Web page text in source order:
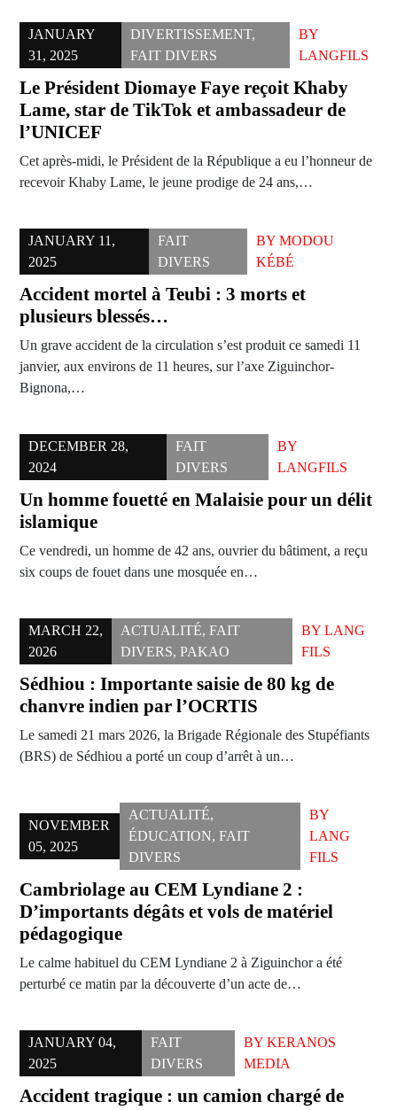
JANUARY
31, 2025
DIVERTISSEMENT,
FAIT DIVERS
BY
LANGFILS
Le Président Diomaye Faye reçoit Khaby
Lame, star de TikTok et ambassadeur de
l’UNICEF
Cet après-midi, le Président de la République a eu l’honneur de
recevoir Khaby Lame, le jeune prodige de 24 ans,…
JANUARY 11,
2025
FAIT
DIVERS
BYMODOU
KÉBÉ
Accident mortel à Teubi : 3 morts et
plusieurs blessés…
Un grave accident de la circulation s’est produit ce samedi 11
janvier, aux environs de 11 heures, sur l’axe Ziguinchor-
Bignona,…
DECEMBER 28,
2024
FAIT
DIVERS
BY
LANGFILS
Un homme fouetté en Malaisie pour un délit
islamique
Ce vendredi, un homme de 42 ans, ouvrier du bâtiment, a reçu
six coups de fouet dans une mosquée en…
MARCH 22,
2026
ACTUALITÉ,FAIT
DIVERS,PAKAO
BY LANG
FILS
Sédhiou : Importante saisie de 80 kg de
chanvre indien par l’OCRTIS
Le samedi 21 mars 2026, la Brigade Régionale des Stupéfiants
(BRS) de Sédhiou a porté un coup d’arrêt à un…
NOVEMBER
05, 2025
ACTUALITÉ,
ÉDUCATION,FAIT
DIVERS
BY
LANG
FILS
Cambriolage au CEM Lyndiane 2 :
D’importants dégâts et vols de matériel
pédagogique
Le calme habituel du CEM Lyndiane 2 à Ziguinchor a été
perturbé ce matin par la découverte d’un acte de…
JANUARY 04,
2025
FAIT
DIVERS
BYKERANOS
MEDIA
Accident tragique : un camion chargé de